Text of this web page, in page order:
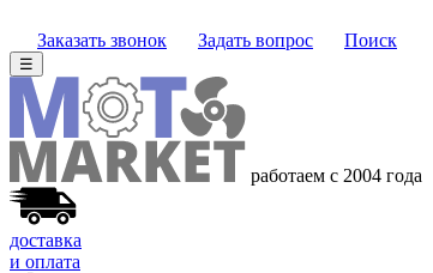
Заказать звонок Задать вопрос Поиск
☰
работаем с 2004 года
доставка
и оплата